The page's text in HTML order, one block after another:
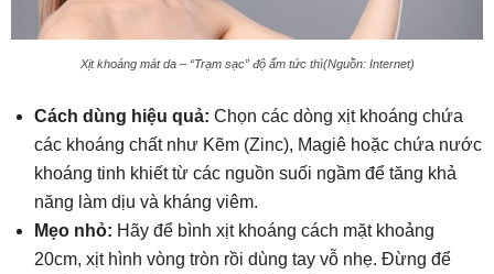
Xịt khoáng mát da – “Trạm sạc” độ ẩm tức thì(Nguồn: Internet)
Cách dùng hiệu quả: Chọn các dòng xịt khoáng chứa
các khoáng chất như Kẽm (Zinc), Magiê hoặc chứa nước
khoáng tinh khiết từ các nguồn suối ngầm để tăng khả
năng làm dịu và kháng viêm.
Mẹo nhỏ: Hãy để bình xịt khoáng cách mặt khoảng
20cm, xịt hình vòng tròn rồi dùng tay vỗ nhẹ. Đừng để